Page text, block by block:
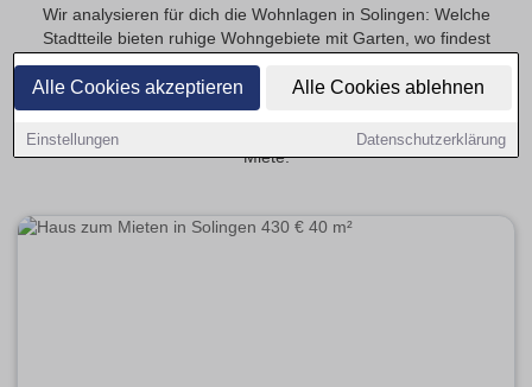
Alle Cookies akzeptieren Alle Cookies ablehnen
Einstellungen Datenschutzerklärung
Wir analysieren für dich die Wohnlagen in Solingen: Welche
Stadtteile bieten ruhige Wohngebiete mit Garten, wo findest
du zentrale Lagen mit guter Anbindung? Transparente
Mietspannen geben Orientierung bei der monatlichen
Budgetplanung. Mit provisionsfrei als Filter sparst du
Zusatzkosten und findest schneller das passende Haus zur
Miete.